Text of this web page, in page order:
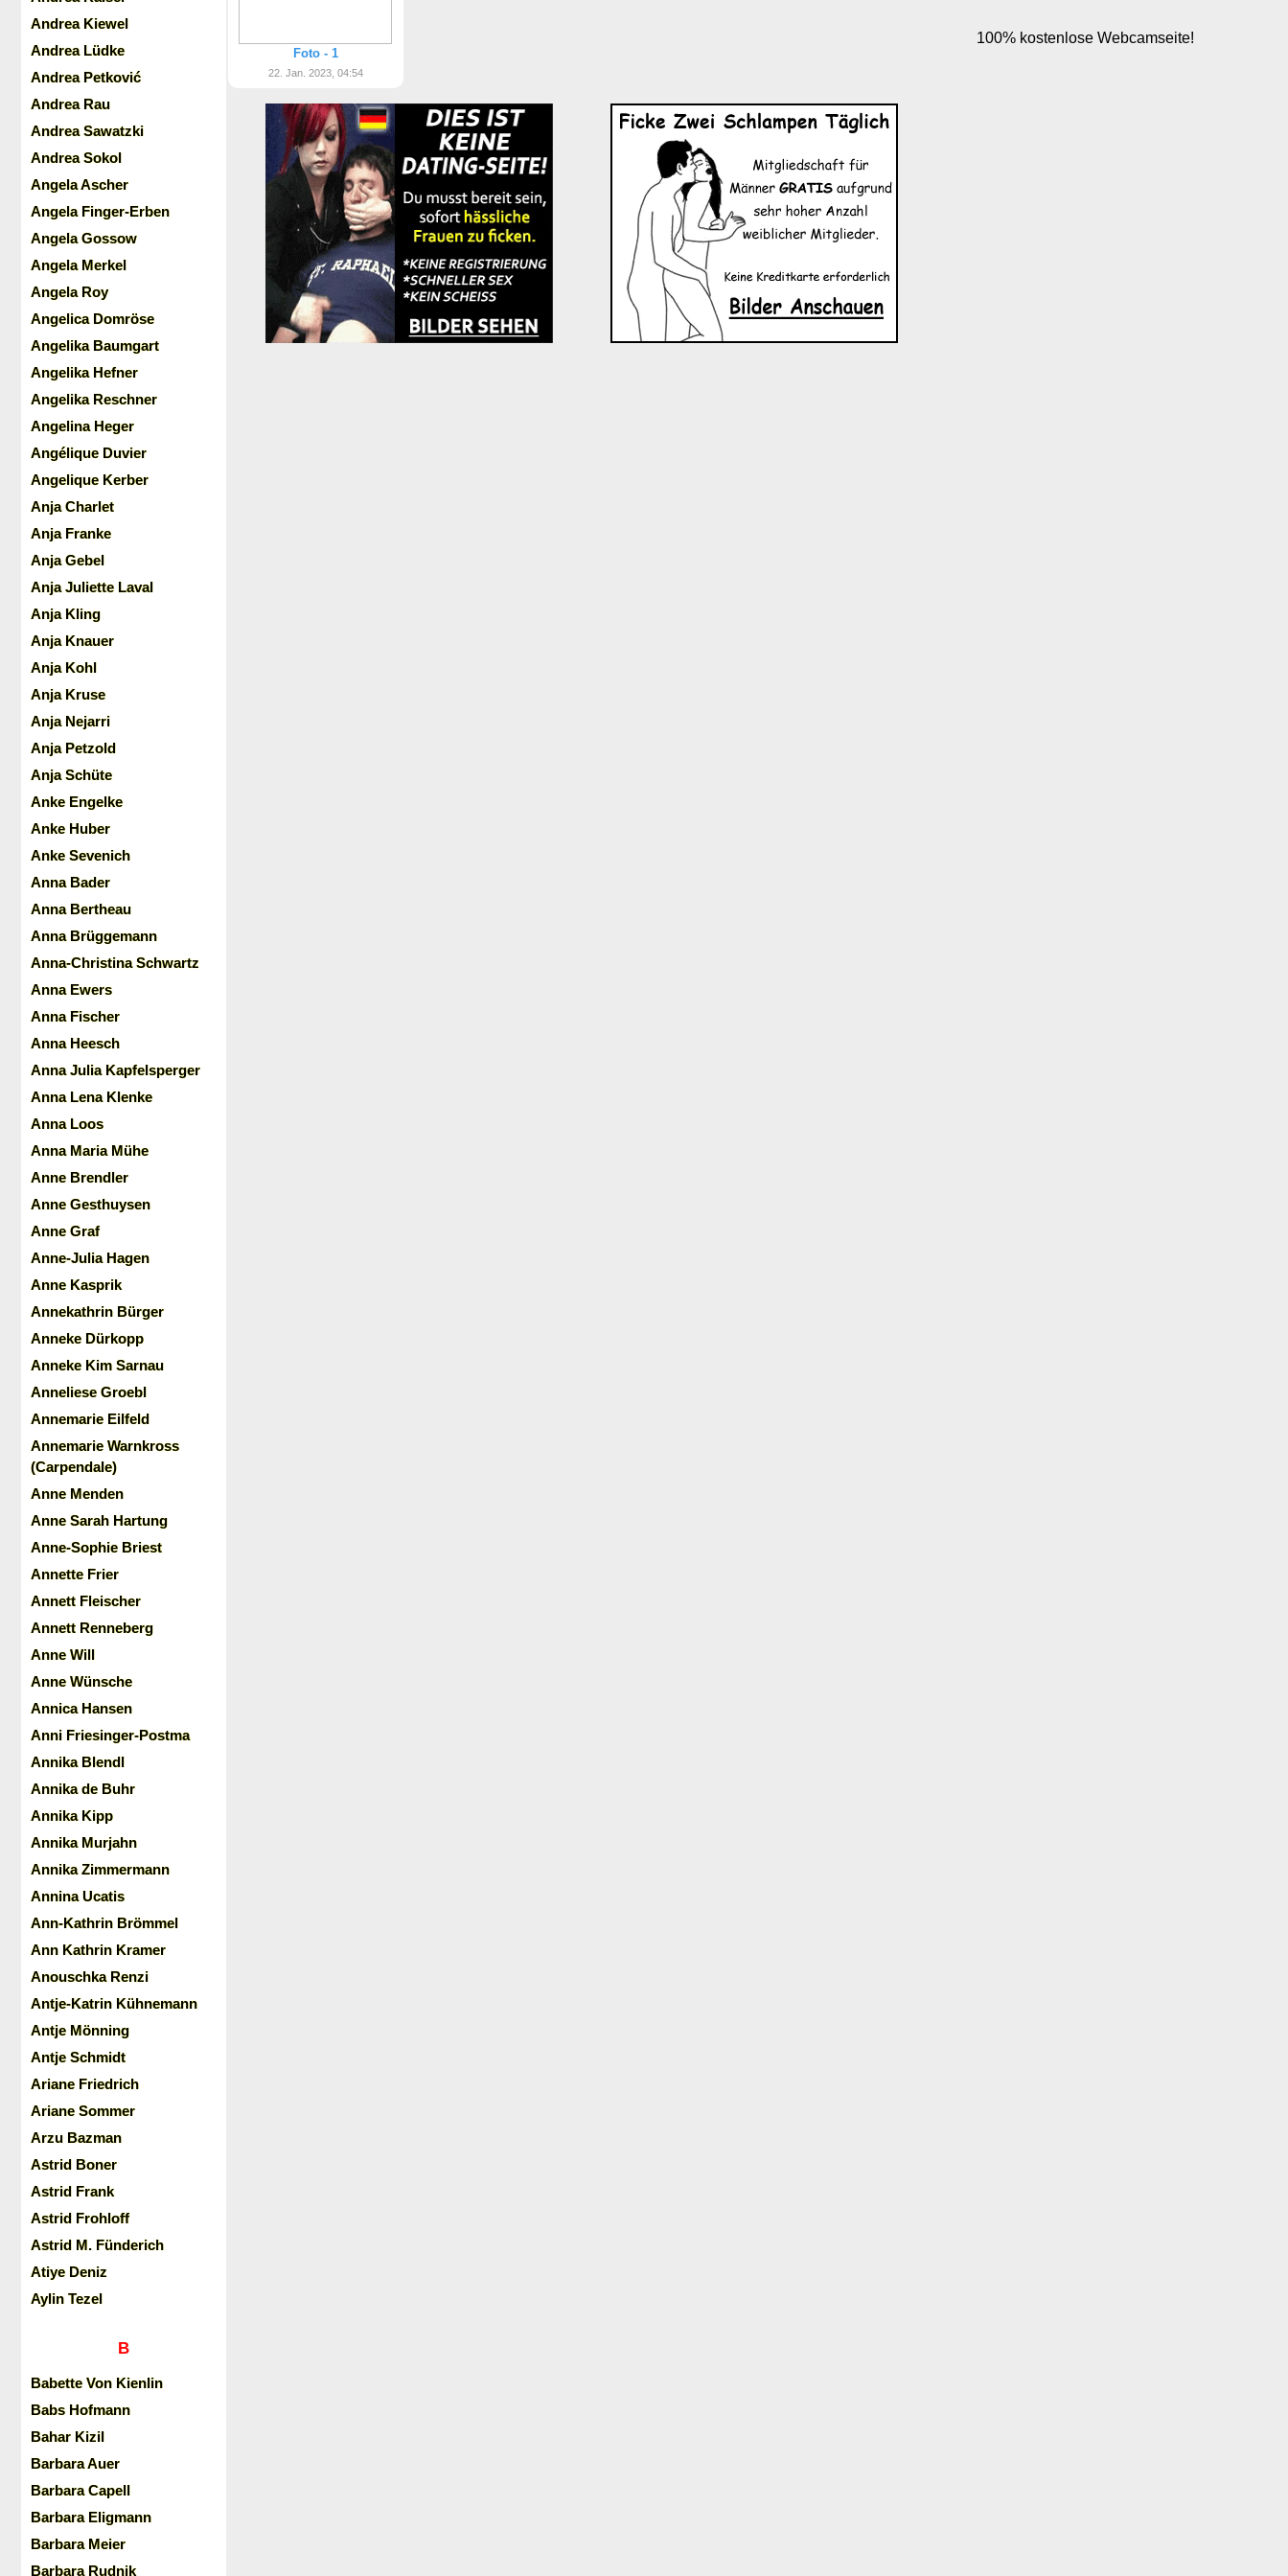
Andrea Kiewel
Andrea Lüdke
Andrea Petković
Andrea Rau
Andrea Sawatzki
Andrea Sokol
Angela Ascher
Angela Finger-Erben
Angela Gossow
Angela Merkel
Angela Roy
Angelica Domröse
Angelika Baumgart
Angelika Hefner
Angelika Reschner
Angelina Heger
Angélique Duvier
Angelique Kerber
Anja Charlet
Anja Franke
Anja Gebel
Anja Juliette Laval
Anja Kling
Anja Knauer
Anja Kohl
Anja Kruse
Anja Nejarri
Anja Petzold
Anja Schüte
Anke Engelke
Anke Huber
Anke Sevenich
Anna Bader
Anna Bertheau
Anna Brüggemann
Anna-Christina Schwartz
Anna Ewers
Anna Fischer
Anna Heesch
Anna Julia Kapfelsperger
Anna Lena Klenke
Anna Loos
Anna Maria Mühe
Anne Brendler
Anne Gesthuysen
Anne Graf
Anne-Julia Hagen
Anne Kasprik
Annekathrin Bürger
Anneke Dürkopp
Anneke Kim Sarnau
Anneliese Groebl
Annemarie Eilfeld
Annemarie Warnkross
(Carpendale)
Anne Menden
Anne Sarah Hartung
Anne-Sophie Briest
Annette Frier
Annett Fleischer
Annett Renneberg
Anne Will
Anne Wünsche
Annica Hansen
Anni Friesinger-Postma
Annika Blendl
Annika de Buhr
Annika Kipp
Annika Murjahn
Annika Zimmermann
Annina Ucatis
Ann-Kathrin Brömmel
Ann Kathrin Kramer
Anouschka Renzi
Antje-Katrin Kühnemann
Antje Mönning
Antje Schmidt
Ariane Friedrich
Ariane Sommer
Arzu Bazman
Astrid Boner
Astrid Frank
Astrid Frohloff
Astrid M. Fünderich
Atiye Deniz
Aylin Tezel
B
Babette Von Kienlin
Babs Hofmann
Bahar Kizil
Barbara Auer
Barbara Capell
Barbara Eligmann
Barbara Meier
Barbara Rudnik
Foto - 1
22. Jan. 2023, 04:54